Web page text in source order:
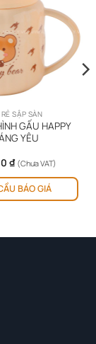
SẬP SÀN
GẤU HAPPY
YÊU
₫ (Chưa VAT)
BÁO GIÁ